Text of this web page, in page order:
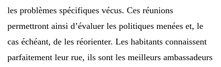
les problèmes spécifiques vécus. Ces réunions
permettront ainsi d’évaluer les politiques menées et, le
cas échéant, de les réorienter. Les habitants connaissent
parfaitement leur rue, ils sont les meilleurs ambassadeurs